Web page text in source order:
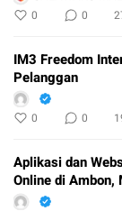
0 0
IM3 Freedom
Pelanggan
0 0
Aplikasi dan
Online di Ambon,